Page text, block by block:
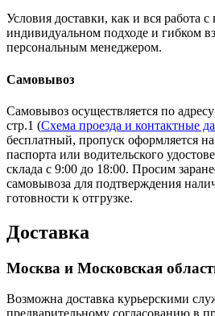
Условия доставки, как и вся работа
индивидуальном подходе и гибком
персональным менеджером.
Самовывоз
Самовывоз осуществляется по
стр.1 (Схема проезда и контактные
бесплатный, пропуск оформляется
паспорта или водительского
склада с 9:00 до 18:00. Просим
самовывоза для подтверждения
готовности к отгрузке.
Доставка
Москва и Московская
Возможна доставка курьерскими